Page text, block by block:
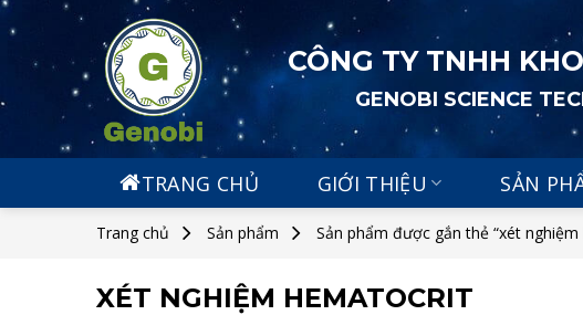
Skip
to
content
CÔNG TY TNHH
GENOBI SCIENCE
TRANG CHỦ GIỚI THIỆU SẢN
Trang chủ Sản phẩm Sản phẩm được gắn thẻ “xét
XÉT NGHIỆM HEMATOCRIT